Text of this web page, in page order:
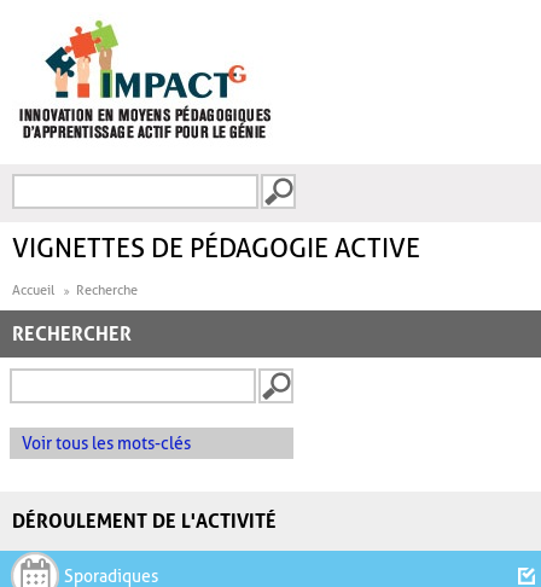
FORMULAIRE DE
VIGNETTES DE PÉDAGOGIE ACTIVE
Accueil Recherche
RECHERCHER
Voir tous les mots-clés
DÉROULEMENT DE L'ACTIVITÉ
Sporadiques